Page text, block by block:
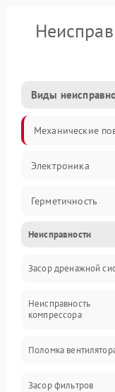
Виды
Механические
Электроника
Герметичность
Механика
Управление
Электропитание
Неисправности
Засор дренажной
Неисправность
компрессора
Поломка
Засор фильтров